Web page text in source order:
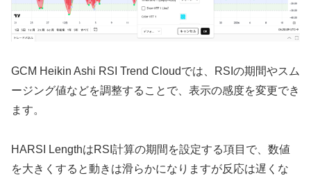
GCM Heikin Ashi RSI Trend Cloudでは、RSIの期間やスム
ージング値などを調整することで、表示の感度を変更でき
ます。
HARSI LengthはRSI計算の期間を設定する項目で、数値
を大きくすると動きは滑らかになりますが反応は遅くな